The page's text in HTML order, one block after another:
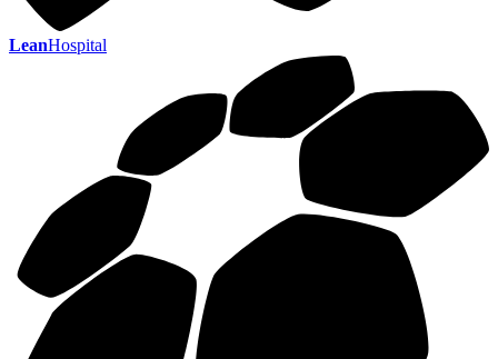
LeanHospital